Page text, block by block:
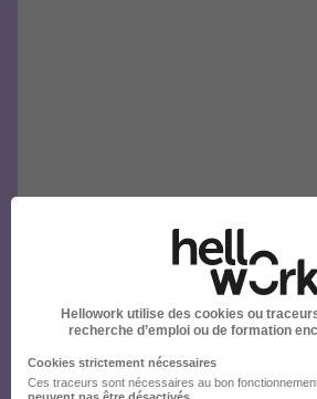
Hellowork utilise des cookies ou
recherche d’emploi ou de formation
Cookies strictement nécessaires
Ces traceurs sont nécessaires au bon